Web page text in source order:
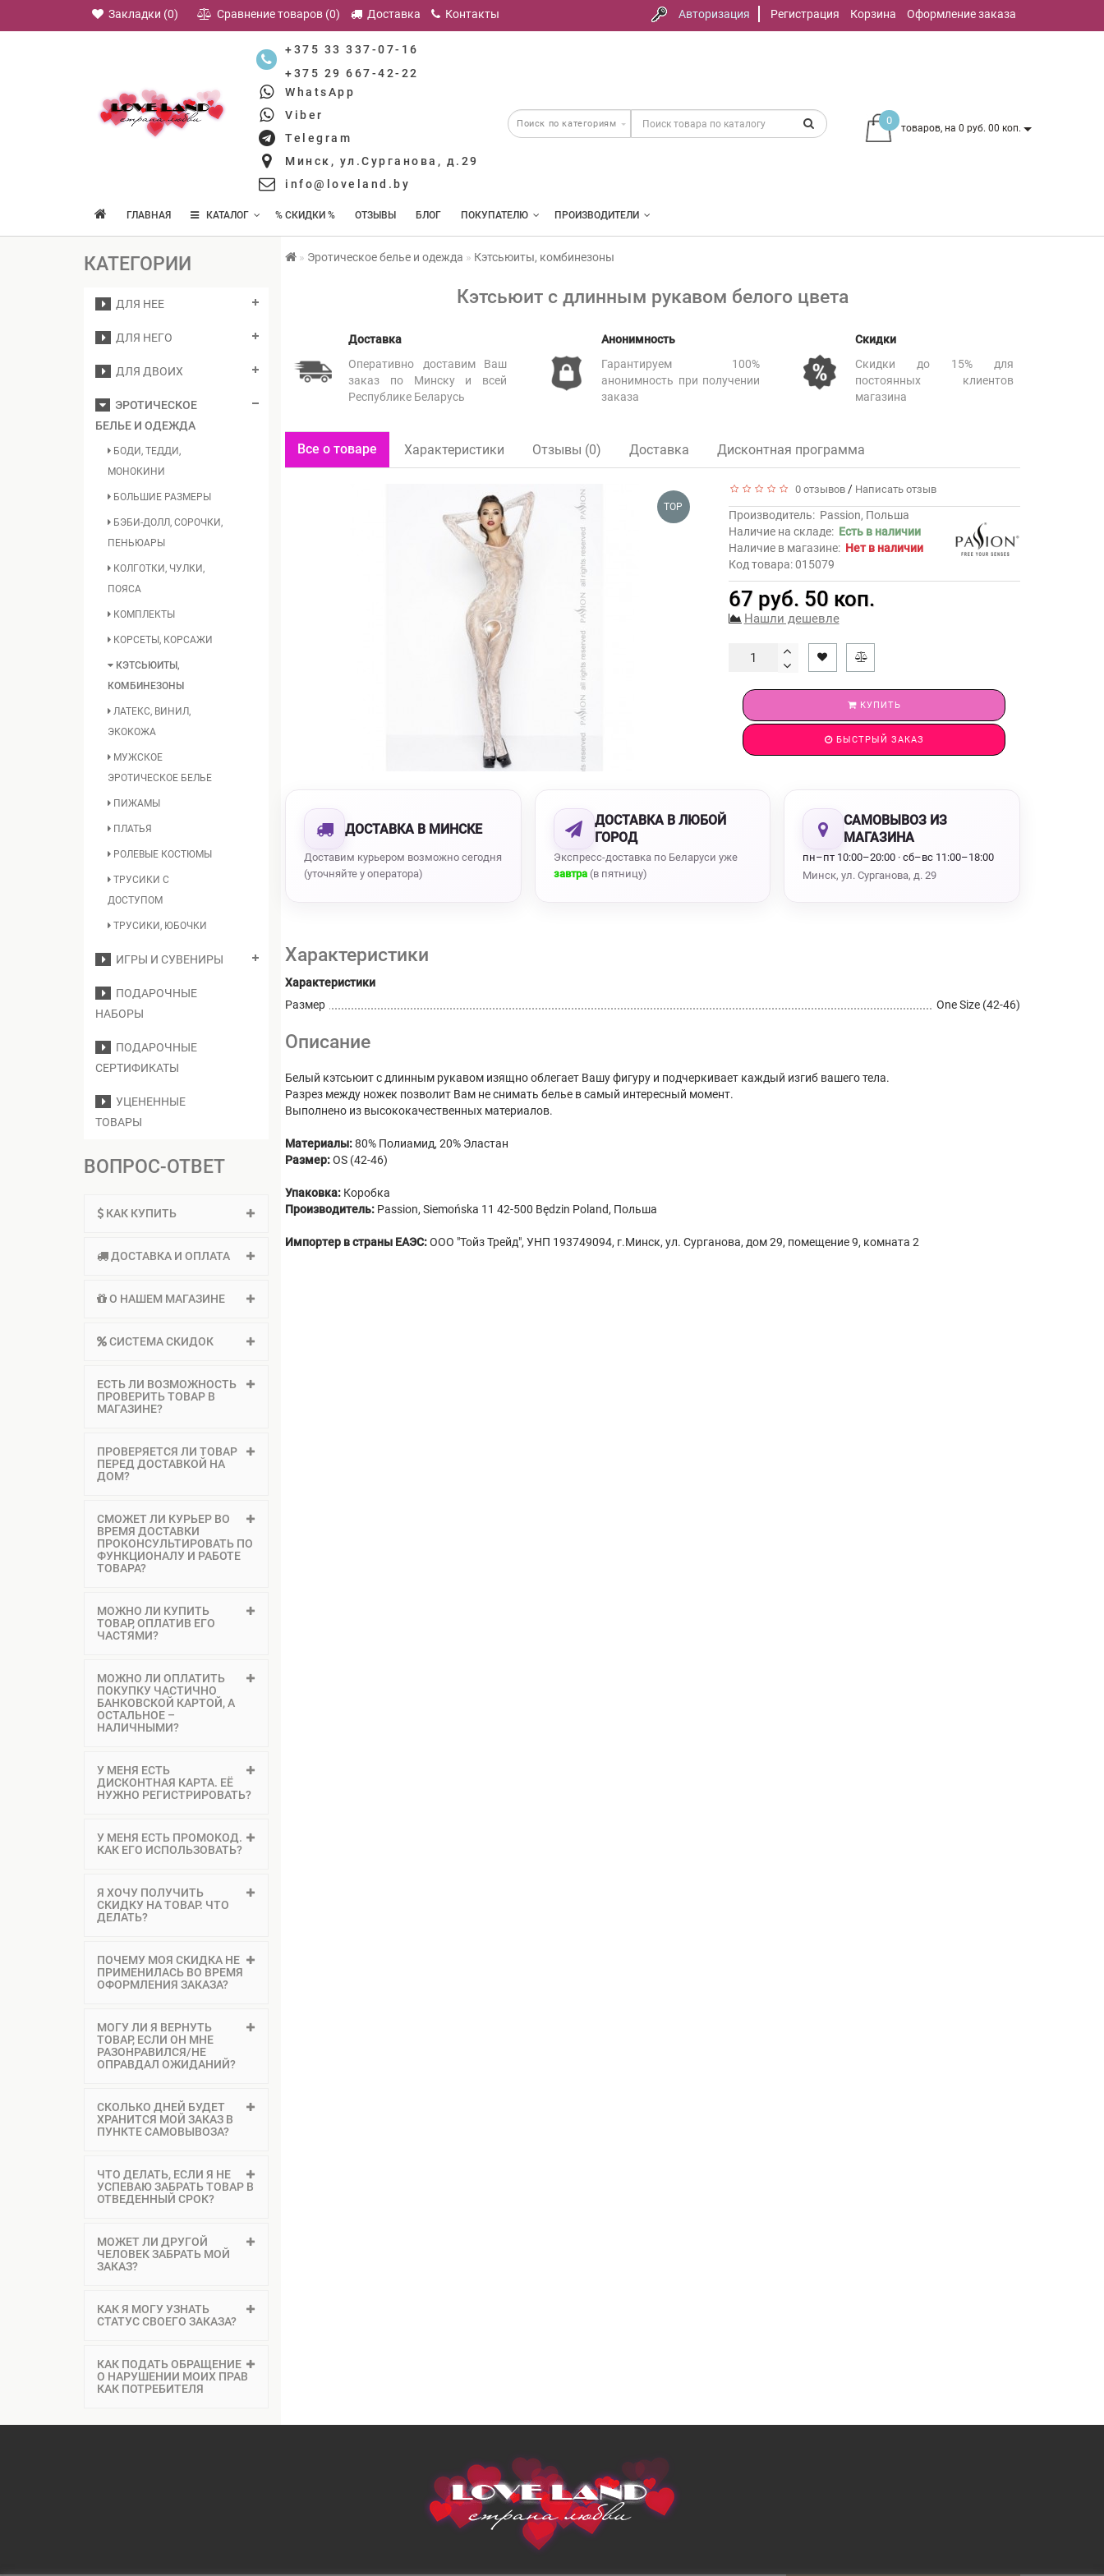
Закладки (0) Сравнение товаров (0) Доставка Контакты Авторизация Регистрация Корзина Оформление заказа
+375 33 337-07-16
+375 29 667-42-22
WhatsApp
Viber
Telegram
Минск, ул.Сурганова, д.29
info@loveland.by
0
товаров, на 0 руб. 00 коп.
ГЛАВНАЯ КАТАЛОГ % СКИДКИ % ОТЗЫВЫ БЛОГ ПОКУПАТЕЛЮ ПРОИЗВОДИТЕЛИ
КАТЕГОРИИ
ДЛЯ НЕЕ
ДЛЯ НЕГО
ДЛЯ ДВОИХ
ЭРОТИЧЕСКОЕ
БЕЛЬЕ И ОДЕЖДА
БОДИ, ТЕДДИ,
МОНОКИНИ
БОЛЬШИЕ РАЗМЕРЫ
БЭБИ-ДОЛЛ, СОРОЧКИ,
ПЕНЬЮАРЫ
КОЛГОТКИ, ЧУЛКИ,
ПОЯСА
КОМПЛЕКТЫ
КОРСЕТЫ, КОРСАЖИ
КЭТСЬЮИТЫ,
КОМБИНЕЗОНЫ
ЛАТЕКС, ВИНИЛ,
ЭКОКОЖА
МУЖСКОЕ
ЭРОТИЧЕСКОЕ БЕЛЬЕ
ПИЖАМЫ
ПЛАТЬЯ
РОЛЕВЫЕ КОСТЮМЫ
ТРУСИКИ С
ДОСТУПОМ
ТРУСИКИ, ЮБОЧКИ
ИГРЫ И СУВЕНИРЫ
ПОДАРОЧНЫЕ
НАБОРЫ
ПОДАРОЧНЫЕ
СЕРТИФИКАТЫ
УЦЕНЕННЫЕ
ТОВАРЫ
ВОПРОС-ОТВЕТ
КАК КУПИТЬ
ДОСТАВКА И ОПЛАТА
О НАШЕМ МАГАЗИНЕ
СИСТЕМА СКИДОК
ЕСТЬ ЛИ ВОЗМОЖНОСТЬ
ПРОВЕРИТЬ ТОВАР В
МАГАЗИНЕ?
ПРОВЕРЯЕТСЯ ЛИ ТОВАР
ПЕРЕД ДОСТАВКОЙ НА
ДОМ?
СМОЖЕТ ЛИ КУРЬЕР ВО
ВРЕМЯ ДОСТАВКИ
ПРОКОНСУЛЬТИРОВАТЬ ПО
ФУНКЦИОНАЛУ И РАБОТЕ
ТОВАРА?
МОЖНО ЛИ КУПИТЬ
ТОВАР, ОПЛАТИВ ЕГО
ЧАСТЯМИ?
МОЖНО ЛИ ОПЛАТИТЬ
ПОКУПКУ ЧАСТИЧНО
БАНКОВСКОЙ КАРТОЙ, А
ОСТАЛЬНОЕ –
НАЛИЧНЫМИ?
У МЕНЯ ЕСТЬ
ДИСКОНТНАЯ КАРТА. ЕЁ
НУЖНО РЕГИСТРИРОВАТЬ?
У МЕНЯ ЕСТЬ ПРОМОКОД.
КАК ЕГО ИСПОЛЬЗОВАТЬ?
Я ХОЧУ ПОЛУЧИТЬ
СКИДКУ НА ТОВАР. ЧТО
ДЕЛАТЬ?
ПОЧЕМУ МОЯ СКИДКА НЕ
ПРИМЕНИЛАСЬ ВО ВРЕМЯ
ОФОРМЛЕНИЯ ЗАКАЗА?
МОГУ ЛИ Я ВЕРНУТЬ
ТОВАР, ЕСЛИ ОН МНЕ
РАЗОНРАВИЛСЯ/НЕ
ОПРАВДАЛ ОЖИДАНИЙ?
СКОЛЬКО ДНЕЙ БУДЕТ
ХРАНИТСЯ МОЙ ЗАКАЗ В
ПУНКТЕ САМОВЫВОЗА?
ЧТО ДЕЛАТЬ, ЕСЛИ Я НЕ
УСПЕВАЮ ЗАБРАТЬ ТОВАР В
ОТВЕДЕННЫЙ СРОК?
МОЖЕТ ЛИ ДРУГОЙ
ЧЕЛОВЕК ЗАБРАТЬ МОЙ
ЗАКАЗ?
КАК Я МОГУ УЗНАТЬ
СТАТУС СВОЕГО ЗАКАЗА?
КАК ПОДАТЬ ОБРАЩЕНИЕ
О НАРУШЕНИИ МОИХ ПРАВ
КАК ПОТРЕБИТЕЛЯ
Эротическое белье и одежда Кэтсьюиты, комбинезоны
Кэтсьюит с длинным рукавом белого цвета
Доставка
Оперативно доставим Ваш
заказ по Минску и всей
Республике Беларусь
Анонимность
Гарантируем 100%
анонимность при получении
заказа
Скидки
Скидки до 15% для
постоянных клиентов
магазина
Все о товаре Характеристики Отзывы (0) Доставка Дисконтная программа
TOP
0 отзывов / Написать отзыв
Производитель: Passion, Польша
Наличие на складе: Есть в наличии
Наличие в магазине: Нет в наличии
Код товара: 015079
67 руб. 50 коп.
Нашли дешевле
КУПИТЬ
БЫСТРЫЙ ЗАКАЗ
ДОСТАВКА В МИНСКЕ
Доставим курьером возможно сегодня
(уточняйте у оператора)
ДОСТАВКА В ЛЮБОЙ
ГОРОД
Экспресс-доставка по Беларуси уже
завтра(в пятницу)
САМОВЫВОЗ ИЗ
МАГАЗИНА
пн–пт 10:00–20:00 · сб–вс 11:00–18:00
Минск, ул. Сурганова, д. 29
Характеристики
Характеристики
Размер
One Size (42-46)
Описание
Белый кэтсьюит с длинным рукавом изящно облегает Вашу фигуру и подчеркивает каждый изгиб вашего тела.
Разрез между ножек позволит Вам не снимать белье в самый интересный момент.
Выполнено из высококачественных материалов.
Материалы:80% Полиамид, 20% Эластан
Размер:OS (42-46)
Упаковка: Коробка
Производитель: Passion, Siemońska 11 42-500 Będzin Poland, Польша
Импортер в страны ЕАЭС:ООО "Тойз Трейд", УНП 193749094, г.Минск, ул. Сурганова, дом 29, помещение 9, комната 2